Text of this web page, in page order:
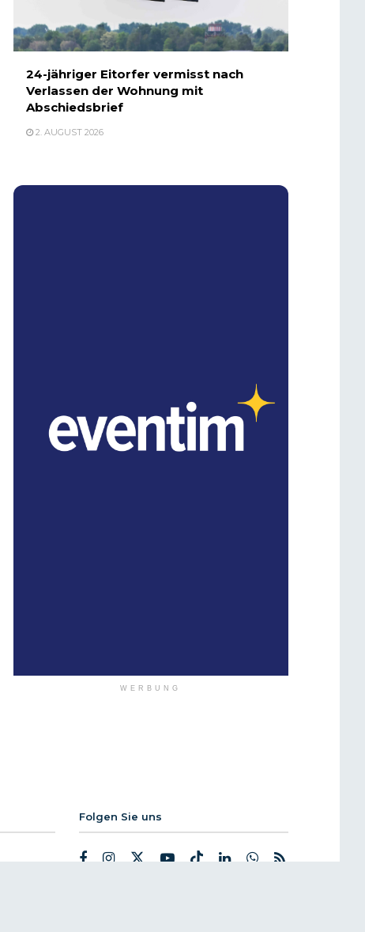
24-jähriger Eitorfer vermisst nach
Verlassen der Wohnung mit
Abschiedsbrief
2. AUGUST 2026
WERBUNG
Folgen Sie uns